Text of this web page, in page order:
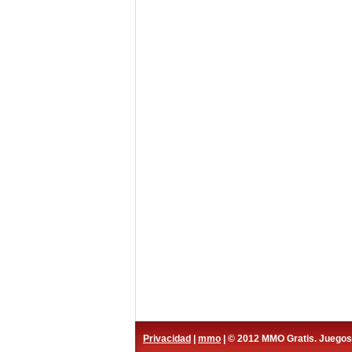
Privacidad mmo | © 2012 MMO Gratis.